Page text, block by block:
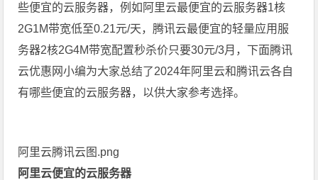
些便宜的云服务器，例如阿里云最便宜的云服务器1核
2G1M带宽低至0.21元/天，腾讯云最便宜的轻量应用服
务器2核2G4M带宽配置秒杀价只要30元/3月，下面腾讯
云优惠网小编为大家总结了2024年阿里云和腾讯云各自
有哪些便宜的云服务器，以供大家参考选择。
阿里云腾讯云图.png
阿里云便宜的云服务器